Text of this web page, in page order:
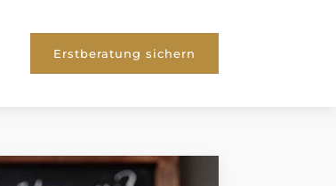
Erstberatung sichern